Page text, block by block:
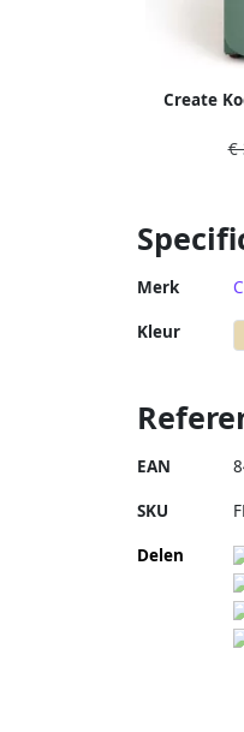
Create
Handvat
€
Merk
Kleur
EAN
SKU
Delen